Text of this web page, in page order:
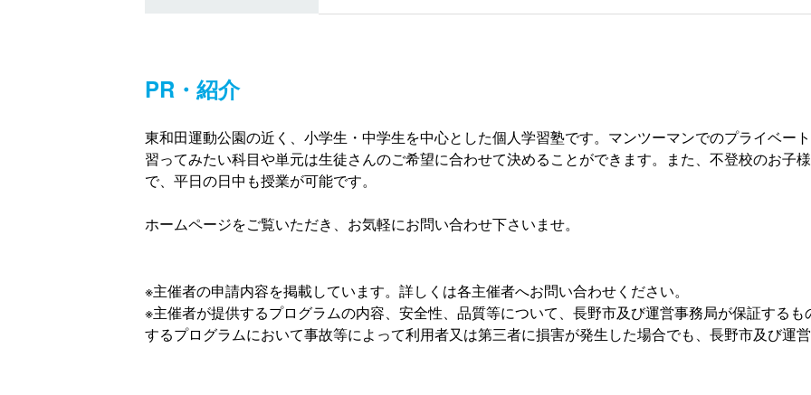
PR・紹介
東和田運動公園の近く、小学生・中学生を中心とした個人学習塾です。マンツーマンでのプライベー
習ってみたい科目や単元は生徒さんのご希望に合わせて決めることができます。また、不登校のお子
で、平日の日中も授業が可能です。
ホームページをご覧いただき、お気軽にお問い合わせ下さいませ。
※主催者の申請内容を掲載しています。詳しくは各主催者へお問い合わせください。
※主催者が提供するプログラムの内容、安全性、品質等について、長野市及び運営事務局が保証する
するプログラムにおいて事故等によって利用者又は第三者に損害が発生した場合でも、長野市及び運